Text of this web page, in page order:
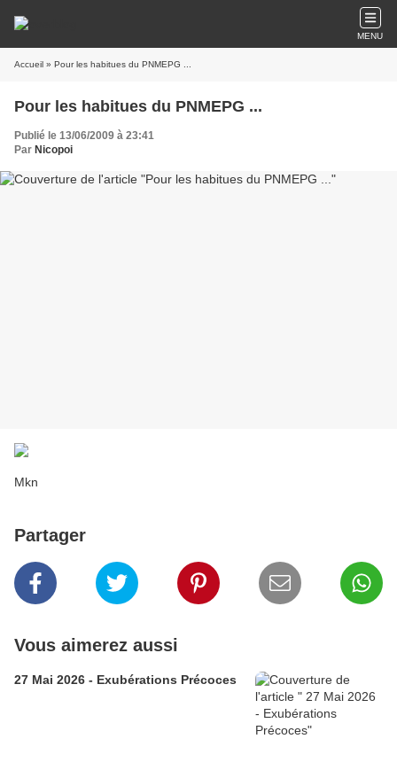
MENU
Accueil » Pour les habitues du PNMEPG ...
Pour les habitues du PNMEPG ...
Publié le 13/06/2009 à 23:41
Par Nicopoi
Mkn
Partager
Vous aimerez aussi
27 Mai 2026 - Exubérations Précoces